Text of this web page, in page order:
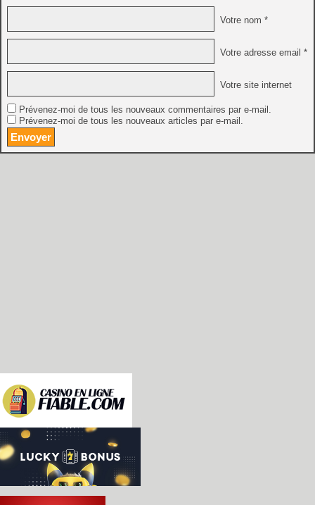
Votre nom *
Votre adresse email *
Votre site internet
Prévenez-moi de tous les nouveaux commentaires par e-mail.
Prévenez-moi de tous les nouveaux articles par e-mail.